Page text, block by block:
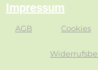
Impressum
AGB Cookies